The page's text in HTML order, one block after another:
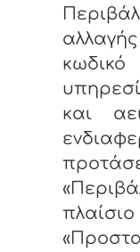
και